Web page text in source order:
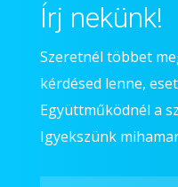
Írj nekünk!
Szeretnél többet
kérdésed lenne,
Együttműködnél a
Igyekszünk